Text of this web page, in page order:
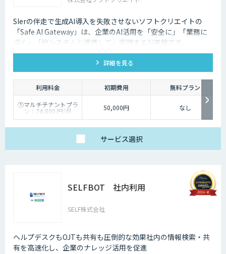
SIerの伴走で生成AI導入を失敗させないソフトクリエイトの
「Safe AI Gateway」は、企業のAI活用を「安全に」「業務に
深く」「他システムと連携して」実現するAI基盤です。
kintone・Salesforce連携にも対応します。
詳細を見る
利用料金 初期費用
無料プラン
①マルチテナントプラ
ン：74,800 円/月
②スタータープラン：
149,800円/月
50,000円 なし
サービス選択
SELFBOT 社内利用
SELF株式会社
ヘルプデスクもOJTも共有も圧倒的な効果社内の情報検索・共
有を高速化し、企業のナレッジ活用を促進